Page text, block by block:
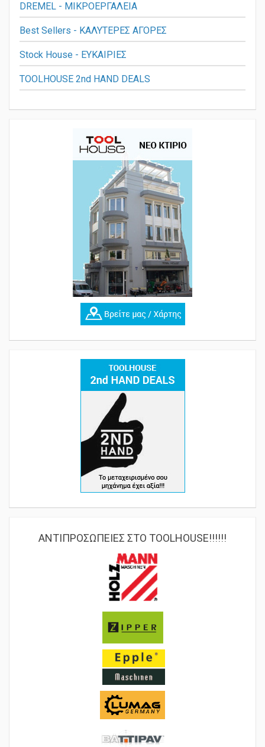
DREMEL - ΜΙΚΡΟΕΡΓΑΛΕΙΑ
Best Sellers - ΚΑΛΥΤΕΡΕΣ ΑΓΟΡΕΣ
Stock House - ΕΥΚΑΙΡΙΕΣ
TOOLHOUSE 2nd HAND DEALS
ΑΝΤΙΠΡΟΣΩΠΕΙΕΣ ΣΤΟ TOOLHOUSE!!!!!!